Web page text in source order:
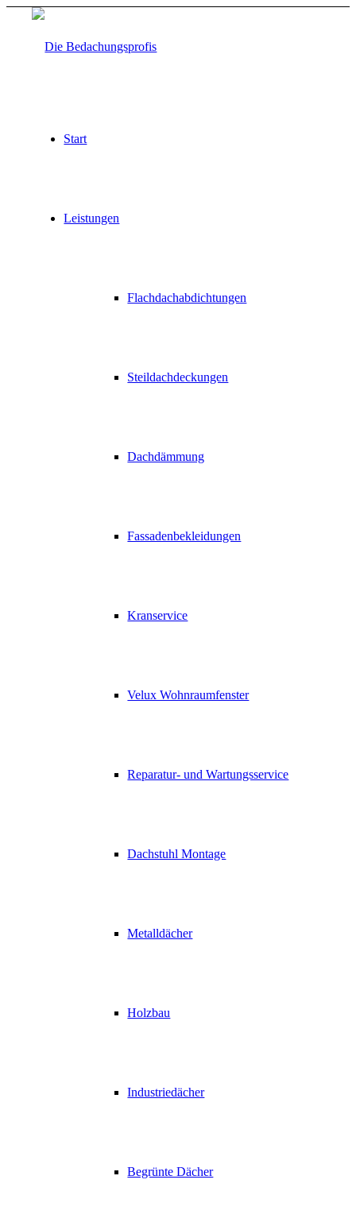
Start
Leistungen
Flachdachabdichtungen
Steildachdeckungen
Dachdämmung
Fassadenbekleidungen
Kranservice
Velux Wohnraumfenster
Reparatur- und Wartungsservice
Dachstuhl Montage
Metalldächer
Holzbau
Industriedächer
Begrünte Dächer